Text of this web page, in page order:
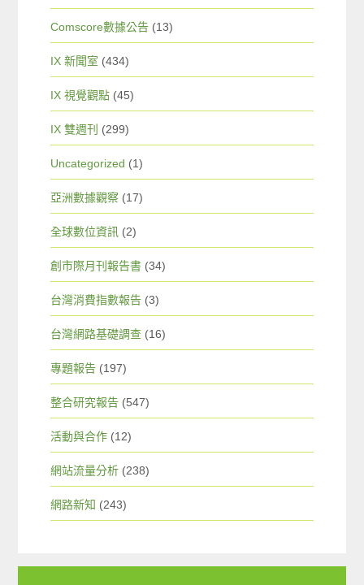
Comscore數據公告 (13)
IX 新聞室 (434)
IX 視覺觀點 (45)
IX 雙週刊 (299)
Uncategorized (1)
亞洲數據觀察 (17)
全球數位資訊 (2)
創市際月刊報告書 (34)
台灣消費指數報告 (3)
台灣網路基礎調查 (16)
專題報告 (197)
整合研究報告 (547)
活動與合作 (12)
網站流量分析 (238)
網路新知 (243)